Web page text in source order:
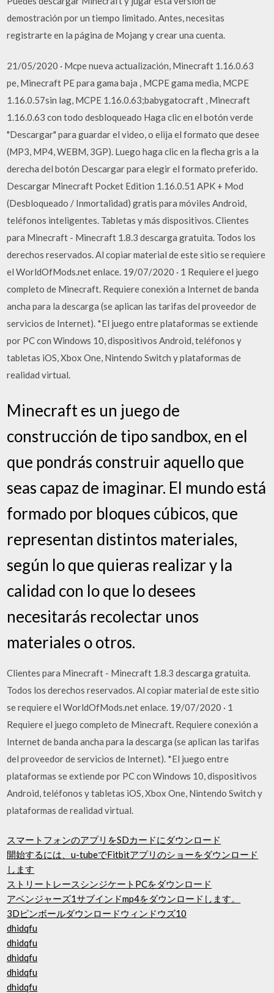
demostración por un tiempo limitado. Antes, necesitas
registrarte en la página de Mojang y crear una cuenta.
21/05/2020 · Mcpe nueva actualización, Minecraft 1.16.0.63
pe, Minecraft PE para gama baja , MCPE gama media, MCPE
1.16.0.57sin lag, MCPE 1.16.0.63;babygatocraft , Minecraft
1.16.0.63 con todo desbloqueado Haga clic en el botón verde
"Descargar" para guardar el video, o elija el formato que desee
(MP3, MP4, WEBM, 3GP). Luego haga clic en la flecha gris a la
derecha del botón Descargar para elegir el formato preferido.
Descargar Minecraft Pocket Edition 1.16.0.51 APK + Mod
(Desbloqueado / Inmortalidad) gratis para móviles Android,
teléfonos inteligentes. Tabletas y más dispositivos. Clientes
para Minecraft - Minecraft 1.8.3 descarga gratuita. Todos los
derechos reservados. Al copiar material de este sitio se requiere
el WorldOfMods.net enlace. 19/07/2020 · 1 Requiere el juego
completo de Minecraft. Requiere conexión a Internet de banda
ancha para la descarga (se aplican las tarifas del proveedor de
servicios de Internet). *El juego entre plataformas se extiende
por PC con Windows 10, dispositivos Android, teléfonos y
tabletas iOS, Xbox One, Nintendo Switch y plataformas de
realidad virtual.
Minecraft es un juego de
construcción de tipo sandbox, en el
que pondrás construir aquello que
seas capaz de imaginar. El mundo está
formado por bloques cúbicos, que
representan distintos materiales,
según lo que quieras realizar y la
calidad con lo que lo desees
necesitarás recolectar unos
materiales o otros.
Clientes para Minecraft - Minecraft 1.8.3 descarga gratuita.
Todos los derechos reservados. Al copiar material de este sitio
se requiere el WorldOfMods.net enlace. 19/07/2020 · 1
Requiere el juego completo de Minecraft. Requiere conexión a
Internet de banda ancha para la descarga (se aplican las tarifas
del proveedor de servicios de Internet). *El juego entre
plataformas se extiende por PC con Windows 10, dispositivos
Android, teléfonos y tabletas iOS, Xbox One, Nintendo Switch y
plataformas de realidad virtual.
スマートフォンのアプリをSDカードにダウンロード
開始するには、u-tubeでFitbitアプリのショーをダウンロード
します
ストリートレースシンジケートPCをダウンロード
アベンジャーズ1サブインドmp4をダウンロードします。
3Dピンボールダウンロードウィンドウズ10
dhidqfu
dhidqfu
dhidqfu
dhidqfu
dhidqfu